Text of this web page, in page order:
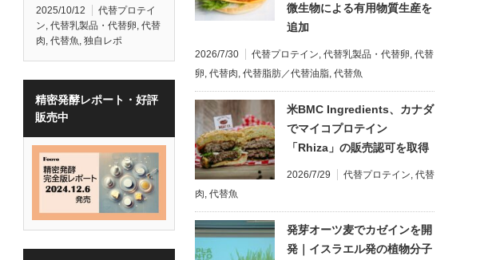
2025/10/12
代替プロテイ
ン 代替乳製品・代替卵 代替
肉 代替魚 独自レポ
精密発酵レポート・好評
販売中
微生物による有用物質生産を
追加
2026/7/30 代替プロテイン 代替乳製品・代替卵 代替
卵 代替肉 代替脂肪／代替油脂 代替魚
米BMC Ingredients、カナダ
でマイコプロテイン
「Rhiza」の販売認可を取得
2026/7/29 代替プロテイン 代替
肉 代替魚
発芽オーツ麦でカゼインを開
発｜イスラエル発の植物分子